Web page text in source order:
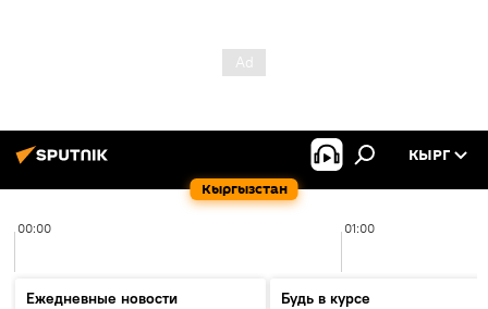
Кыргызстан
КЫРГ
00:00 01:00
Ежедневные новости
Будь в курсе